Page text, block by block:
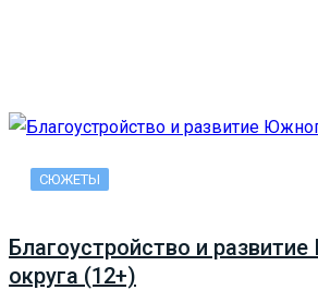
СЮЖЕТЫ
Благоустройство и
округа (12+)